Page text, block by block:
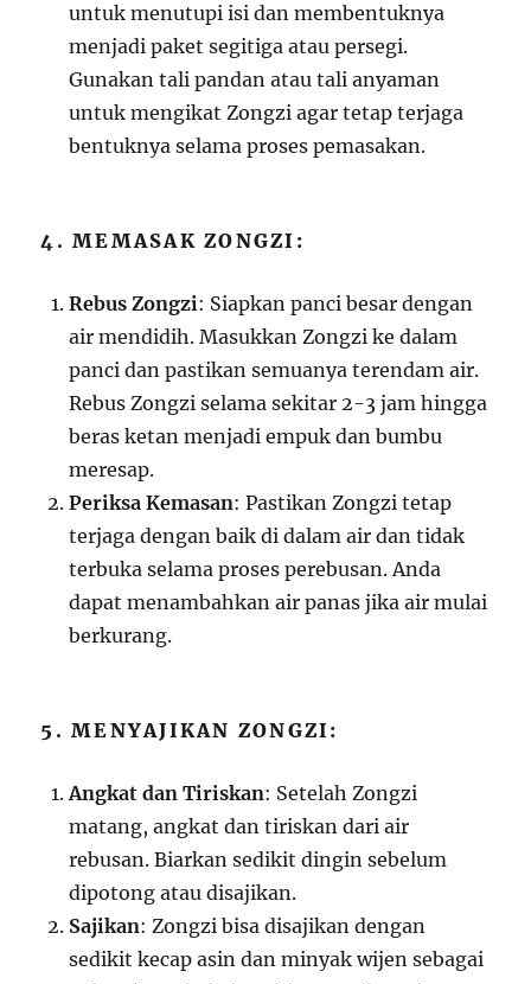
untuk menutupi isi dan membentuknya
menjadi paket segitiga atau persegi.
Gunakan tali pandan atau tali anyaman
untuk mengikat Zongzi agar tetap terjaga
bentuknya selama proses pemasakan.
4. MEMASAK ZONGZI:
Rebus Zongzi: Siapkan panci besar dengan
air mendidih. Masukkan Zongzi ke dalam
panci dan pastikan semuanya terendam air.
Rebus Zongzi selama sekitar 2-3 jam hingga
beras ketan menjadi empuk dan bumbu
meresap.
Periksa Kemasan: Pastikan Zongzi tetap
terjaga dengan baik di dalam air dan tidak
terbuka selama proses perebusan. Anda
dapat menambahkan air panas jika air mulai
berkurang.
5. MENYAJIKAN ZONGZI:
Angkat dan Tiriskan: Setelah Zongzi
matang, angkat dan tiriskan dari air
rebusan. Biarkan sedikit dingin sebelum
dipotong atau disajikan.
Sajikan: Zongzi bisa disajikan dengan
sedikit kecap asin dan minyak wijen sebagai